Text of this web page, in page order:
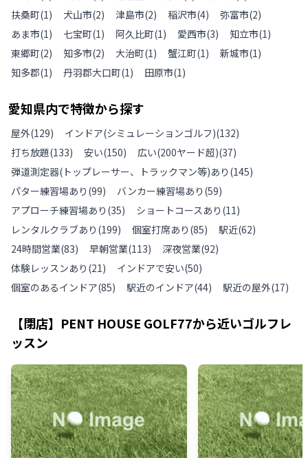
扶桑町(1) 犬山市(2) 津島市(2) 稲沢市(4) 弥富市(2)
あま市(1) 七宝町(1) 阿久比町(1) 愛西市(3) 知立市(1)
東郷町(2) 知多市(2) 大治町(1) 蟹江町(1) 新城市(1)
知多郡(1) 丹羽郡大口町(1) 田原市(1)
愛知県内で特徴から探す
屋外(129) インドア(シミュレーションゴルフ)(132)
打ち放題(133) 安い(150) 広い(200ヤード超)(37)
弾道測定器(トップレーサー、トラックマン等)あり (145)
パター練習場あり (99) バンカー練習場あり (59)
アプローチ練習場あり (35) ショートコースあり (11)
レンタルクラブあり (199) 個室打席あり (85) 駅近(62)
24時間営業(83) 早朝営業(113) 深夜営業(92)
体験レッスンあり (21) インドアで安い(50)
個室のあるインドア(85) 駅近のインドア(44) 駅近の屋外(17)
【閉店】PENT HOUSE GOLF77から近いゴルフレ
ッスン